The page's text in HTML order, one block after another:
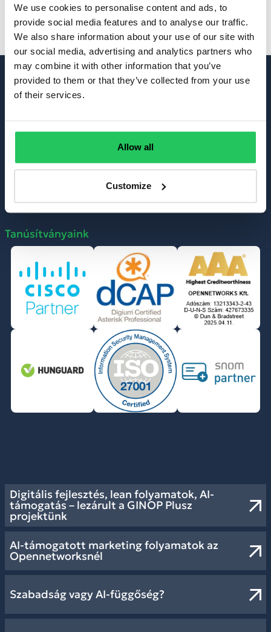
We use cookies to personalise content and ads, to
provide social media features and to analyse our traffic.
We also share information about your use of our site with
our social media, advertising and analytics partners who
may combine it with other information that you’ve
provided to them or that they’ve collected from your use
of their services.
Allow all
Customize
választékát kínáljunk, az alap-készülékektől a vezetői
készülékeken át a speciális igényeket kiszolgáló – pl.
titkársági, hordozható, antibakteriális, konferencia –
készülékekig.
Digitális fejlesztés, lean folyamatok, AI-
támogatás – lezárult a GINOP Plusz
projektünk
AI-támogatott marketing folyamatok az
Opennetworksnél
Szabadság vagy AI-függőség?
Kapcsolat
TEL: +36-1 999 6060
Tanúsítványaink